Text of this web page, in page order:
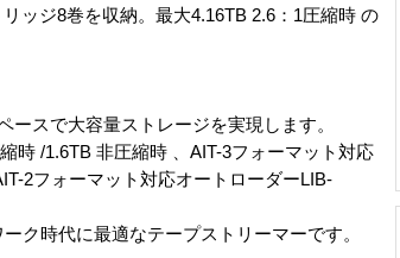
ッジ8巻を収納。最大4.16TB 2.6：1圧縮時 の
スで大容量ストレージを実現します。
時 /1.6TB 非圧縮時 、AIT-3フォーマット対応
2フォーマット対応オートローダーLIB-
ク時代に最適なテープストリーマーです。